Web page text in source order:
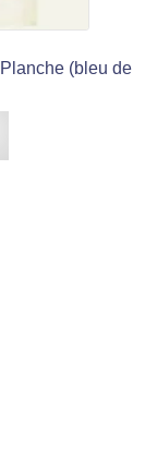
(bleu de